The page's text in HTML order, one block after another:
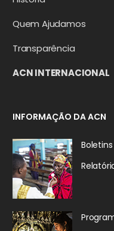
Quem Ajudamos
Transparência
ACN INTERNACIONAL
INFORMAÇÃO DA ACN